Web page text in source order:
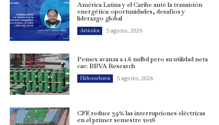
América Latina y el Caribe ante la transición
energética: oportunidades, desafíos y
liderazgo global
Artículos 5 agosto, 2026
Pemex avanza a 1.6 mdbd pero su utilidad neta
cae: BBVA Research
Hidrocarburos 5 agosto, 2026
CFE reduce 39% las interrupciones eléctricas
en el primer semestre 2026